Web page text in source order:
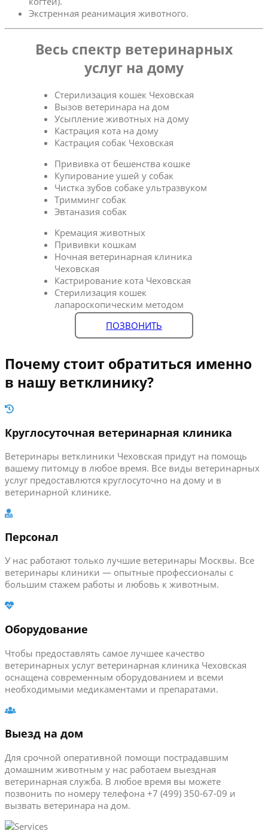
Экстренная реанимация животного.
Весь спектр ветеринарных
услуг на дому
Стерилизация кошек Чеховская
Вызов ветеринара на дом
Усыпление животных на дому
Кастрация кота на дому
Кастрация собак Чеховская
Прививка от бешенства кошке
Купирование ушей у собак
Чистка зубов собаке ультразвуком
Тримминг собак
Эвтаназия собак
Кремация животных
Прививки кошкам
Ночная ветеринарная клиника
Чеховская
Кастрирование кота Чеховская
Стерилизация кошек
лапароскопическим методом
ПОЗВОНИТЬ
Почему стоит обратиться именно
в нашу ветклинику?
Круглосуточная ветеринарная клиника
Ветеринары ветклиники Чеховская придут на помощь
вашему питомцу в любое время. Все виды ветеринарных
услуг предоставлются круглосуточно на дому и в
ветеринарной клинике.
Персонал
У нас работают только лучшие ветеринары Москвы. Все
ветеринары клиники — опытные профессионалы с
большим стажем работы и любовь к животным.
Оборудование
Чтобы предоставлять самое лучшее качество
ветеринарных услуг ветеринарная клиника Чеховская
оснащена современным оборудованием и всеми
необходимыми медикаментами и препаратами.
Выезд на дом
Для срочной оперативной помощи пострадавшим
домашним животным у нас работаем выездная
ветеринарная служба. В любое время вы можете
позвонить по номеру телефона +7 (499) 350-67-09 и
вызвать ветеринара на дом.